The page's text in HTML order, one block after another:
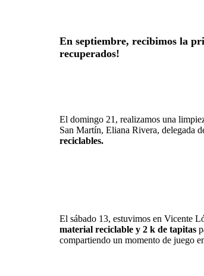
En septiembre, recibimos la
recuperados!
El domingo 21, realizamos una
San Martín, Eliana Rivera, delegada
reciclables.
El sábado 13, estuvimos en Vicente
material reciclable y 2 k de tapitas
compartiendo un momento de juego